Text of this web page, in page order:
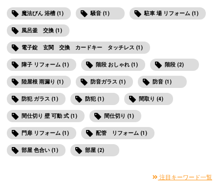
魔法びん 浴槽 (1) 騒音 (1) 駐車 場 リフォーム (1)
風呂釜 交換 (1)
電子錠 玄関 交換 カードキー タッチレス (1)
障子 リフォーム (1) 階段 おしゃれ (1) 階段 (2)
陸屋根 雨漏り (1) 防音ガラス (1) 防音 (1)
防犯 ガラス (1) 防犯 (1) 間取り (4)
間仕切り 壁 可動 式 (1) 間仕切り (1)
門扉 リフォーム (1) 配管 リフォーム (1)
部屋 色合い (1) 部屋 (2)
注目キーワード一覧